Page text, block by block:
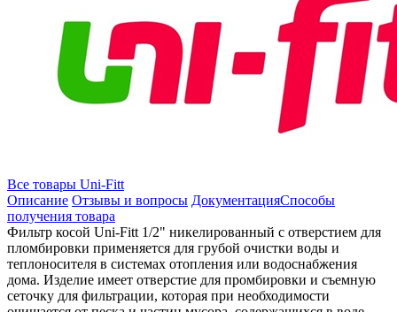
Все товары Uni-Fitt
Описание Отзывы и вопросы ДокументацияСпособы
получения товара
Фильтр косой Uni-Fitt 1/2" никелированный с отверстием для
пломбировки применяется для грубой очистки воды и
теплоносителя в системах отопления или водоснабжения
дома. Изделие имеет отверстие для промбировки и съемную
сеточку для фильтрации, которая при необходимости